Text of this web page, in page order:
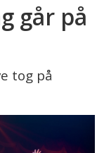
går på
tog på